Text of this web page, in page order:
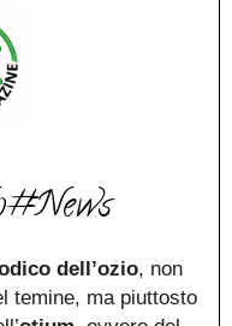
dell’ozio, non
temine, ma piuttosto